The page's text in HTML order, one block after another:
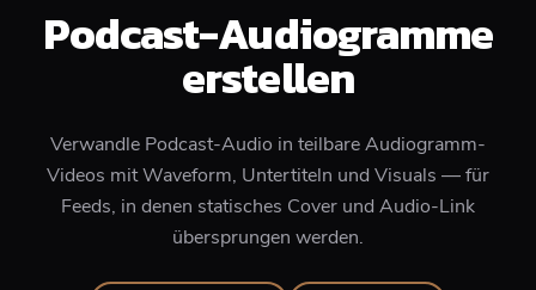
Podcast-Audiogramme
erstellen
Verwandle Podcast-Audio in teilbare Audiogramm-
Videos mit Waveform, Untertiteln und Visuals — für
Feeds, in denen statisches Cover und Audio-Link
übersprungen werden.